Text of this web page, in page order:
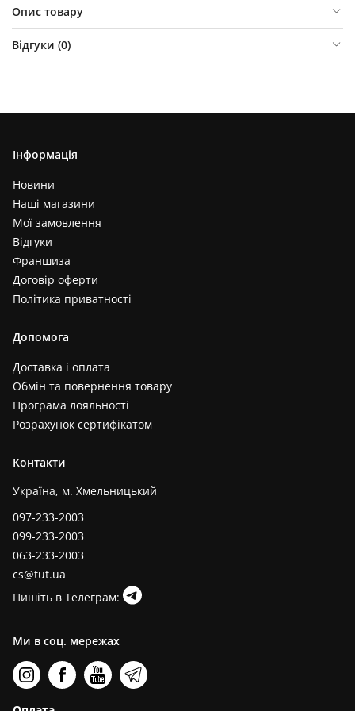
Опис товару
Відгуки (0)
Інформація
Новини
Наші магазини
Мої замовлення
Відгуки
Франшиза
Договір оферти
Політика приватності
Допомога
Доставка і оплата
Обмін та повернення товару
Програма лояльності
Розрахунок сертифікатом
Контакти
Україна, м. Хмельницький
097-233-2003
099-233-2003
063-233-2003
cs@tut.ua
Пишіть в Телеграм:
Ми в соц. мережах